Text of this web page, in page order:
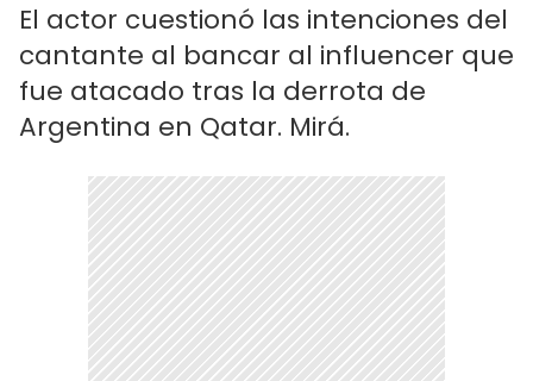
El actor cuestionó las intenciones del
cantante al bancar al influencer que
fue atacado tras la derrota de
Argentina en Qatar. Mirá.